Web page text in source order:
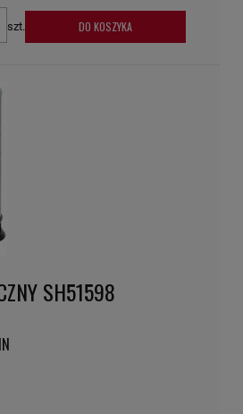
szt. DO KOSZYKA
SH51598